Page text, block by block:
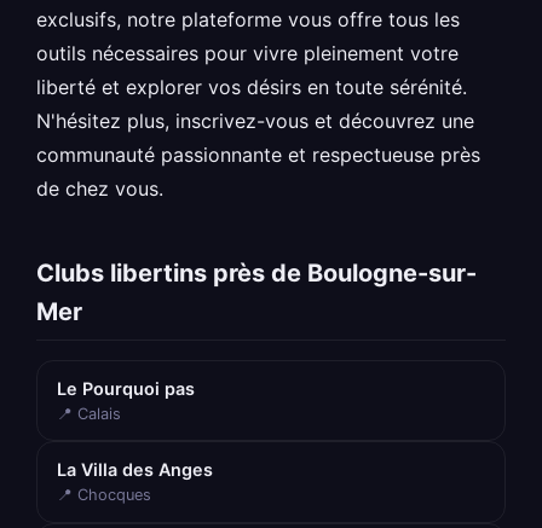
exclusifs, notre plateforme vous offre tous les
outils nécessaires pour vivre pleinement votre
liberté et explorer vos désirs en toute sérénité.
N'hésitez plus, inscrivez-vous et découvrez une
communauté passionnante et respectueuse près
de chez vous.
Clubs libertins près de Boulogne-sur-
Mer
Le Pourquoi pas
📍 Calais
La Villa des Anges
📍 Chocques